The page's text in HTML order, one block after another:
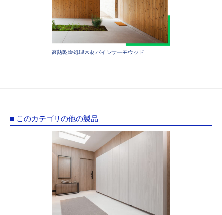
高熱乾燥処理木材パインサーモウッド
■ このカテゴリの他の製品